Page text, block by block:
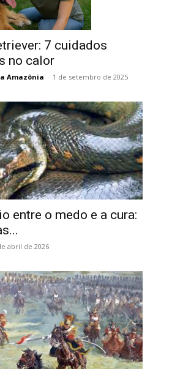
7 cuidados
no calor
Amazônia - 1 de setembro de 2025
entre o medo e a cura:
abril de 2026